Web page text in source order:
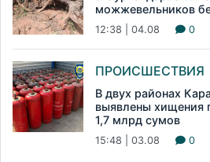
можжевельников
12:38 | 04.08 0
ПРОИСШЕСТВИЯ
В двух районах
выявлены хищения
1,7 млрд сумов
15:48 | 03.08 0